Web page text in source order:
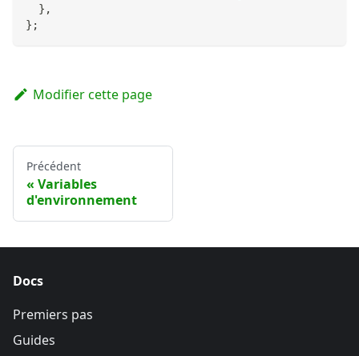
} ,
} ;
Modifier cette page
Précédent
Variables
d'environnement
Docs
Premiers pas
Guides